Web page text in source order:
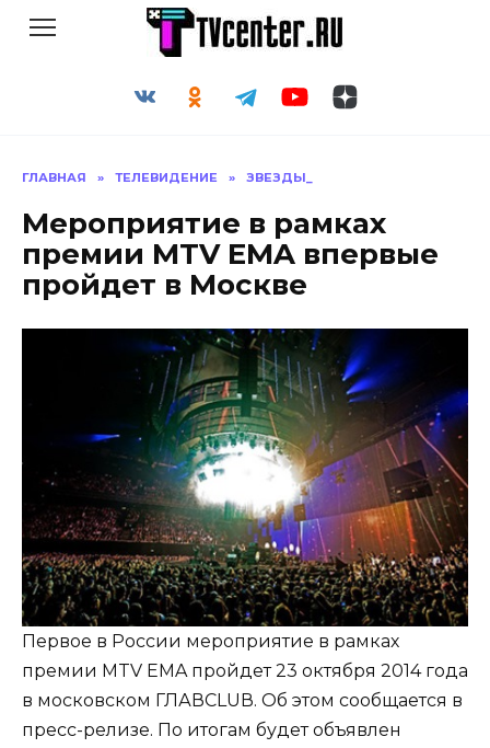
ГЛАВНАЯ » ТЕЛЕВИДЕНИЕ » ЗВЕЗДЫ_
Мероприятие в рамках
премии MTV EMA впервые
пройдет в Москве
Первое в России мероприятие в рамках
премии MTV EMA пройдет 23 октября 2014 года
в московском ГЛАВCLUВ. Об этом сообщается в
пресс-релизе. По итогам будет объявлен